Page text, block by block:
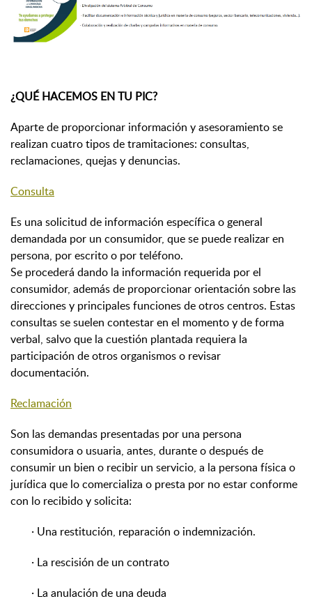
¿QUÉ HACEMOS EN TU PIC?
Aparte de proporcionar información y asesoramiento se
realizan cuatro tipos de tramitaciones: consultas,
reclamaciones, quejas y denuncias.
Consulta
Es una solicitud de información específica o general
demandada por un consumidor, que se puede realizar en
persona, por escrito o por teléfono.
Se procederá dando la información requerida por el
consumidor, además de proporcionar orientación sobre las
direcciones y principales funciones de otros centros. Estas
consultas se suelen contestar en el momento y de forma
verbal, salvo que la cuestión plantada requiera la
participación de otros organismos o revisar
documentación.
Reclamación
Son las demandas presentadas por una persona
consumidora o usuaria, antes, durante o después de
consumir un bien o recibir un servicio, a la persona física o
jurídica que lo comercializa o presta por no estar conforme
con lo recibido y solicita:
· Una restitución, reparación o indemnización.
· La rescisión de un contrato
· La anulación de una deuda